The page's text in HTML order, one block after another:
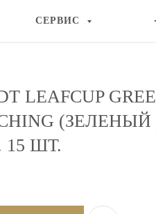
СЕРВИС
LEAFCUP
CHING
ШТ.